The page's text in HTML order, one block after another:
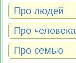
Про людей
Про человека
Про семью